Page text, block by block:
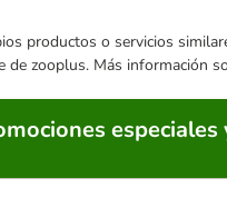
productos o servicios
de zooplus. Más información
especiales